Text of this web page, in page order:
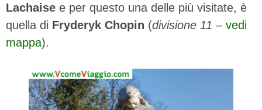
Lachaise e per questo una delle più visitate, è
quella di Fryderyk Chopin (divisione 11 – vedi
mappa).